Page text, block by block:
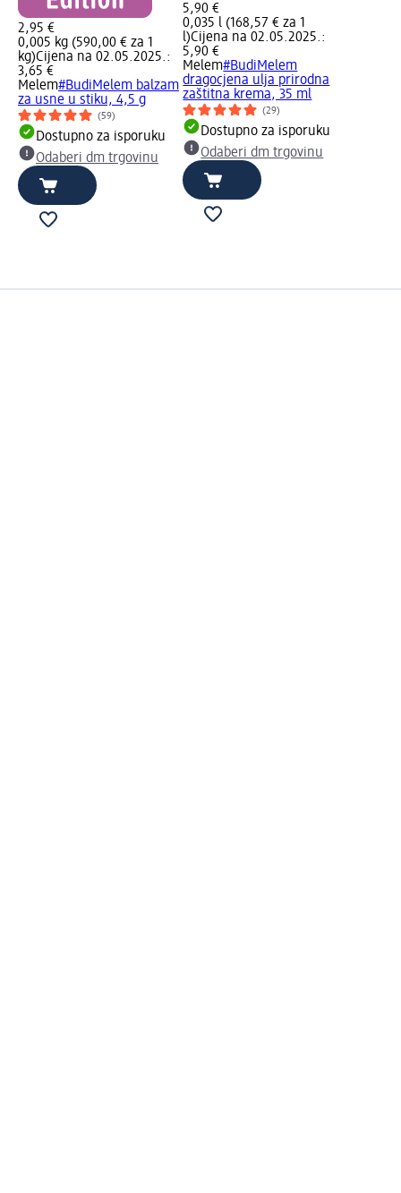
2,95 €
0,005 kg (590,00 € za 1
kg)Cijena na 02.05.2025.:
3,65 €
Melem#BudiMelem balzam
za usne u stiku, 4,5 g
(59)
Dostupno za isporuku
Odaberi dm trgovinu
5,90 €
0,035 l (168,57 € za 1
l)Cijena na 02.05.2025.:
5,90 €
Melem#BudiMelem
dragocjena ulja prirodna
zaštitna krema, 35 ml
(29)
Dostupno za isporuku
Odaberi dm trgovinu